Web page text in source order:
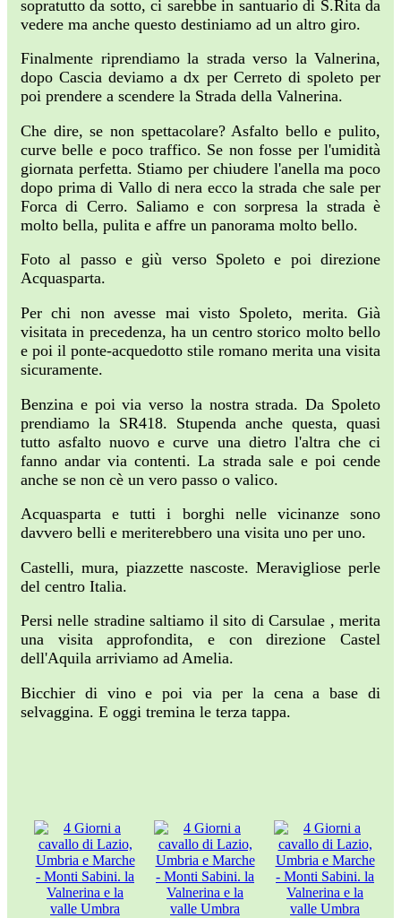
sopratutto da sotto, ci sarebbe in santuario di S.Rita da
vedere ma anche questo destiniamo ad un altro giro.
Finalmente riprendiamo la strada verso la Valnerina,
dopo Cascia deviamo a dx per Cerreto di spoleto per
poi prendere a scendere la Strada della Valnerina.
Che dire, se non spettacolare? Asfalto bello e pulito,
curve belle e poco traffico. Se non fosse per l'umidità
giornata perfetta. Stiamo per chiudere l'anella ma poco
dopo prima di Vallo di nera ecco la strada che sale per
Forca di Cerro. Saliamo e con sorpresa la strada è
molto bella, pulita e affre un panorama molto bello.
Foto al passo e giù verso Spoleto e poi direzione
Acquasparta.
Per chi non avesse mai visto Spoleto, merita. Già
visitata in precedenza, ha un centro storico molto bello
e poi il ponte-acquedotto stile romano merita una visita
sicuramente.
Benzina e poi via verso la nostra strada. Da Spoleto
prendiamo la SR418. Stupenda anche questa, quasi
tutto asfalto nuovo e curve una dietro l'altra che ci
fanno andar via contenti. La strada sale e poi cende
anche se non cè un vero passo o valico.
Acquasparta e tutti i borghi nelle vicinanze sono
davvero belli e meriterebbero una visita uno per uno.
Castelli, mura, piazzette nascoste. Meravigliose perle
del centro Italia.
Persi nelle stradine saltiamo il sito di Carsulae , merita
una visita approfondita, e con direzione Castel
dell'Aquila arriviamo ad Amelia.
Bicchier di vino e poi via per la cena a base di
selvaggina. E oggi tremina le terza tappa.